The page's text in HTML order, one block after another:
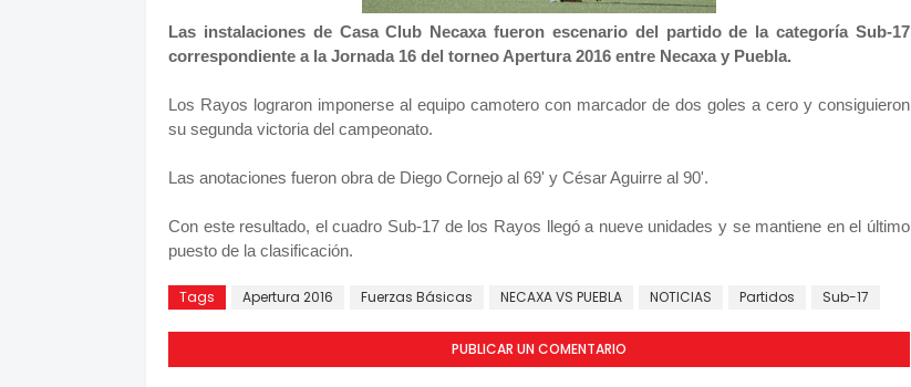
Las instalaciones de Casa Club Necaxa fueron escenario del partido de la categoría Sub-17
correspondiente a la Jornada 16 del torneo Apertura 2016 entre Necaxa y Puebla.
Los Rayos lograron imponerse al equipo camotero con marcador de dos goles a cero y consiguieron
su segunda victoria del campeonato.
Las anotaciones fueron obra de Diego Cornejo al 69' y César Aguirre al 90'.
Con este resultado, el cuadro Sub-17 de los Rayos llegó a nueve unidades y se mantiene en el último
puesto de la clasificación.
Tags Apertura 2016 Fuerzas Básicas NECAXA VS PUEBLA NOTICIAS Partidos Sub-17
PUBLICAR UN COMENTARIO